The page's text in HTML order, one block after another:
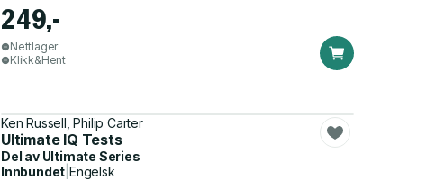
249,-
Nettlager
Klikk&Hent
Ken Russell, Philip Carter
Ultimate IQ Tests
Del av Ultimate Series
Innbundet |Engelsk